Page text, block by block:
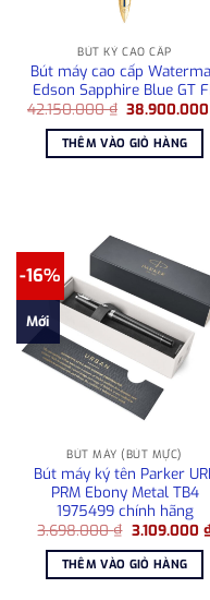
BÚT KÝ CAO CẤP
Bút máy cao cấp
Edson Sapphire Blue GT
42.150.000₫ Giá
là:
42.150.000 ₫.
THÊM VÀO GIỎ HÀNG
-16%
Mới
BÚT MÁY (BÚT MỰC)
Bút máy ký tên Parker
PRM Ebony Metal TB4
1975499 chính hãng
3.698.000₫ Giá
là:
3.698.000 ₫.
3.109.000
THÊM VÀO GIỎ HÀNG